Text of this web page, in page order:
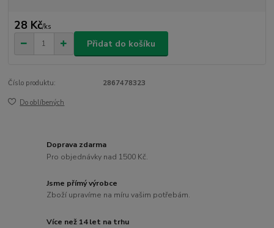
28 Kč/ks
Přidat do košíku
Číslo produktu: 2867478323
Do oblíbených
Doprava zdarma
Pro objednávky nad 1500 Kč.
Jsme přímý výrobce
Zboží upravíme na míru vašim potřebám.
Více než 14 let na trhu